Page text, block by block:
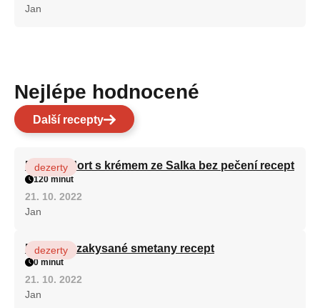
Jan
Nejlépe hodnocené
Další recepty
Patrový dort s krémem ze Salka bez pečení recept
dezerty
120 minut
21. 10. 2022
Jan
Fánky ze zakysané smetany recept
dezerty
0 minut
21. 10. 2022
Jan